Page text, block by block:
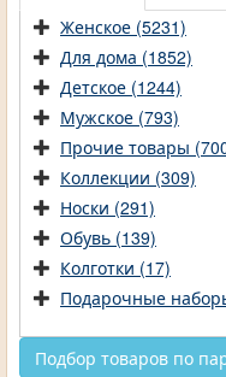
Женское (5231)
Для дома (1852)
Детское (1244)
Мужское (793)
Прочие товары
Коллекции (309)
Носки (291)
Обувь (139)
Колготки (17)
Подарочные
Подбор товаров по